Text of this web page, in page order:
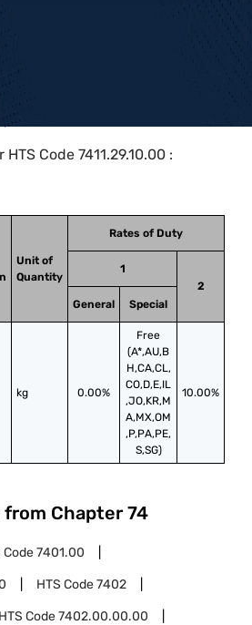
Code 7411.29.10.00 :
Unit of
Quantity
Rates of Duty
1
2
General
Special
kg 0.00%
Free
(A*,AU,B
H,CA,CL,
CO,D,E,IL
,JO,KR,M
A,MX,OM
,P,PA,PE,
S,SG)
10.00%
from Chapter 74
Code7401.00
HTS Code7402
HTS Code7402.00.00.00